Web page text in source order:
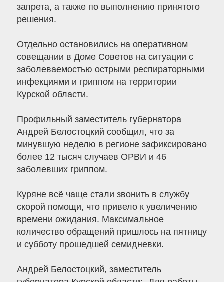
запрета, а также по выполнению принятого
решения.
Отдельно остановились на оперативном
совещании в Доме Советов на ситуации с
заболеваемостью острыми респираторными
инфекциями и гриппом на территории
Курской области.
Профильный заместитель губернатора
Андрей Белостоцкий сообщил, что за
минувшую неделю в регионе зафиксировано
более 12 тысяч случаев ОРВИ и 46
заболевших гриппом.
Куряне всё чаще стали звонить в службу
скорой помощи, что привело к увеличению
времени ожидания. Максимальное
количество обращений пришлось на пятницу
и субботу прошедшей семидневки.
Андрей Белостоцкий, заместитель